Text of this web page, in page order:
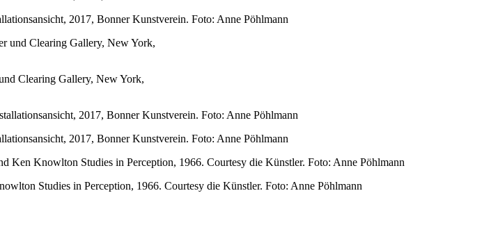
2017, Bonner Kunstverein. Foto: Anne Pöhlmann
Clearing Gallery, New York,
2017, Bonner Kunstverein. Foto: Anne Pöhlmann
Studies in Perception, 1966. Courtesy die Künstler. Foto: Anne Pöhlmann